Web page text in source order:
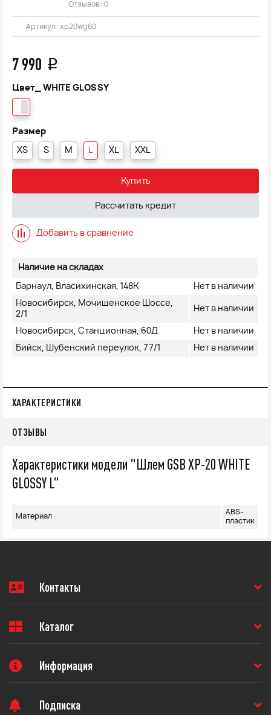
Отзывов: 0
Артикул: xp20wg60
7 990 q
Цвет_ WHITE GLOSSY
Размер
XS S M L XL XXL
Купить
Рассчитать кредит
Добавить в сравнение
Наличие на складах
Барнаул, Власихинская, 148К
Нет в наличии
Новосибирск, Мочищенское Шоссе,
2/1
Нет в наличии
Новосибирск, Станционная, 60Д
Нет в наличии
Бийск, Шубенский переулок, 77/1
Нет в наличии
ХАРАКТЕРИСТИКИ
ОТЗЫВЫ
Характеристики модели "Шлем GSB XP-20 WHITE
GLOSSY L"
Материал
ABS-
пластик
Контакты
Каталог
Информация
Подписка